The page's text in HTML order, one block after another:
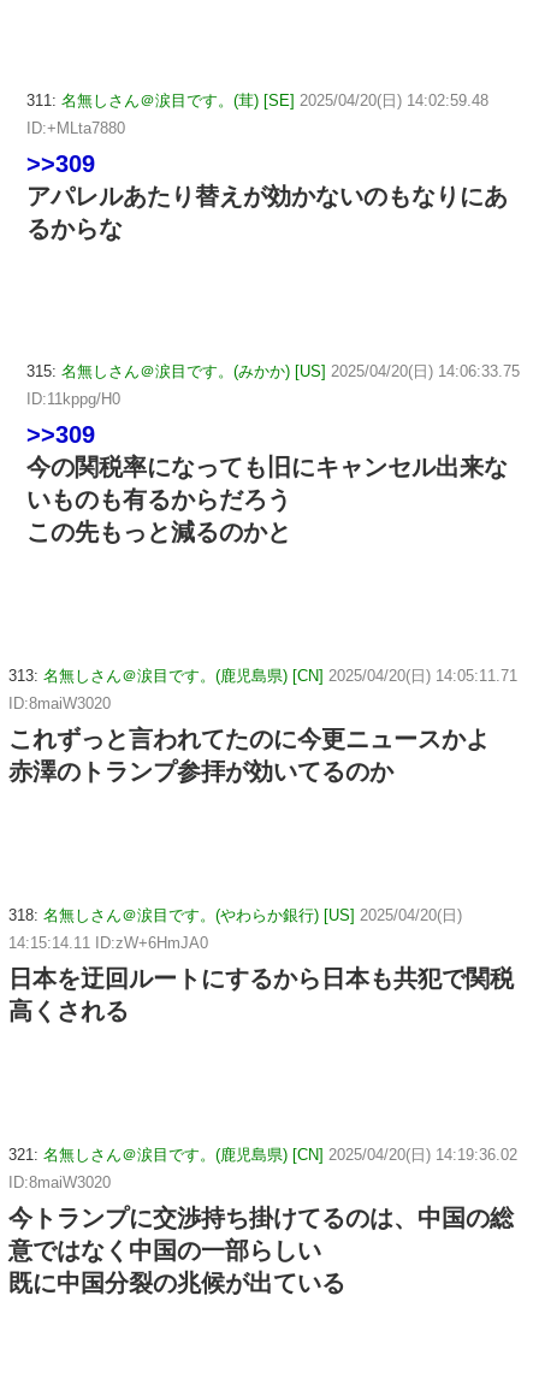
311: 名無しさん＠涙目です。(茸) [SE] 2025/04/20(日) 14:02:59.48
ID:+MLta7880
>>309
アパレルあたり替えが効かないのもなりにあ
るからな
315: 名無しさん＠涙目です。(みかか) [US] 2025/04/20(日) 14:06:33.75
ID:11kppg/H0
>>309
今の関税率になっても旧にキャンセル出来な
いものも有るからだろう
この先もっと減るのかと
313: 名無しさん＠涙目です。(鹿児島県) [CN] 2025/04/20(日) 14:05:11.71
ID:8maiW3020
これずっと言われてたのに今更ニュースかよ
赤澤のトランプ参拝が効いてるのか
318: 名無しさん＠涙目です。(やわらか銀行) [US] 2025/04/20(日)
14:15:14.11 ID:zW+6HmJA0
日本を迂回ルートにするから日本も共犯で関税
高くされる
321: 名無しさん＠涙目です。(鹿児島県) [CN] 2025/04/20(日) 14:19:36.02
ID:8maiW3020
今トランプに交渉持ち掛けてるのは、中国の総
意ではなく中国の一部らしい
既に中国分裂の兆候が出ている